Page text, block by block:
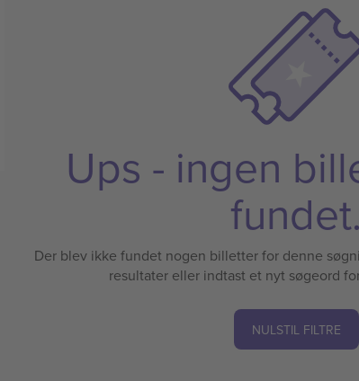
Ups - ingen
fundet.
Der blev ikke fundet nogen billetter for denne
resultater eller indtast et nyt søgeord
NULSTIL FILTRE